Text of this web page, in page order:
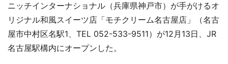
ニッチインターナショナル（兵庫県神戸市）が手がけるオ
リジナル和風スイーツ店「モチクリーム名古屋店」（名古
屋市中村区名駅1、TEL 052-533-9511）が12月13日、JR
名古屋駅構内にオープンした。